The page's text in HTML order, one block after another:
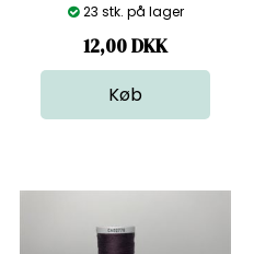
23 stk. på lager
12,00DKK